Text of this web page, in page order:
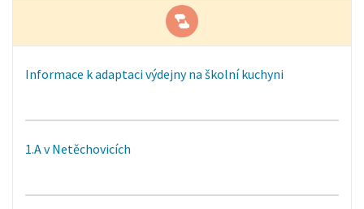
Informace k adaptaci výdejny na školní kuchyni
1.A v Netěchovicích